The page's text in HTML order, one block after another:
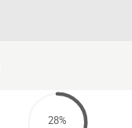
28%